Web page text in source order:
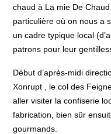
chaud à La mie De
particulière où on nous a
un cadre typique local
patrons pour leur
Début d’après-midi
Xonrupt , le col des
aller visiter la confiserie
fabrication, bien sûr
gourmands.